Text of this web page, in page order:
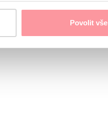
Povolit vše